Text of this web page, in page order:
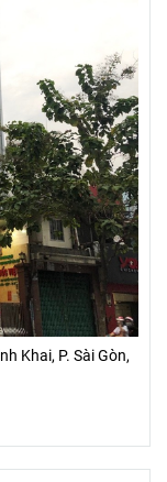
Khai, P. Sài Gòn,